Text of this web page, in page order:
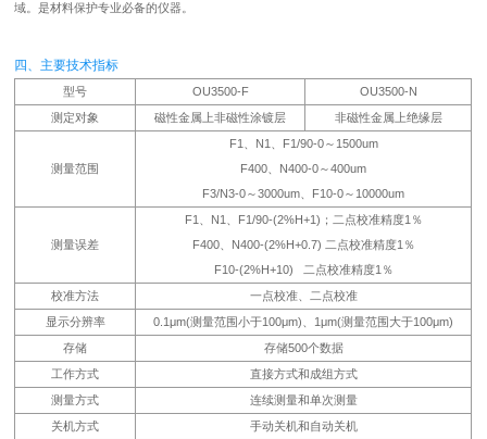
域。是材料保护专业必备的仪器。
四、主要技术指标
型号 OU3500-F
OU3500-N
测定对象
磁性金属上非磁性涂镀层 非磁性金属上绝缘层
测量范围
F1、N1、F1/90-0～1500um
F400、N400-0～400um
F3/N3-0～3000um、F10-0～10000um
测量误差
F1、N1、F1/90-(2%H+1)；二点校准精度1％
F400、N400-(2%H+0.7) 二点校准精度1％
F10-(2%H+10) 二点校准精度1％
校准方法
一点校准、二点校准
显示分辨率
0.1μm(测量范围小于100μm)、1μm(测量范围大于100μm)
存储
存储500个数据
工作方式
直接方式和成组方式
测量方式
连续测量和单次测量
关机方式
手动关机和自动关机